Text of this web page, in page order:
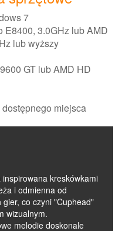
7
E8400, 3.0GHz lub AMD
lub wyższy
GT lub AMD HD
miejsca
kreskówkami
i odmienna od
gier, co czyni "Cuphead"
wizualnym.
melodie doskonale